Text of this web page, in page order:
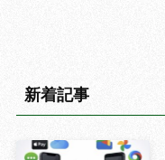
新着記事